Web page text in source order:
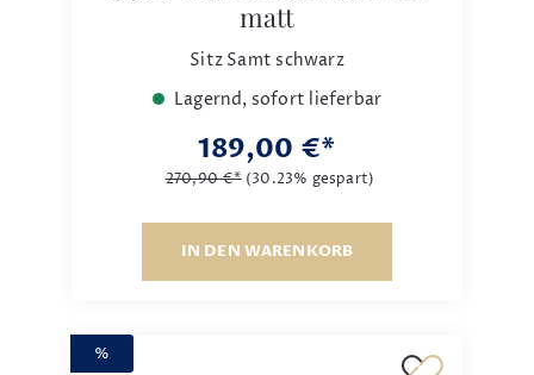
matt
Sitz Samt schwarz
Lagernd, sofort lieferbar
189,00 €*
270,90 €* (30.23% gespart)
IN DEN WARENKORB
%